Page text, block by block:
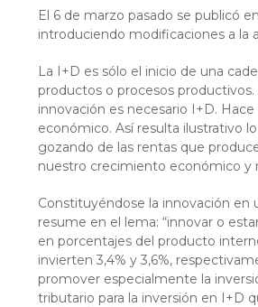
El 6 de marzo pasado se publicó
introduciendo modificaciones a la
La I+D es sólo el inicio de una
productos o procesos
innovación es necesario I+D.
económico. Así resulta ilustrativo
gozando de las rentas que
nuestro crecimiento económico y
Constituyéndose la innovación en
resume en el lema: “innovar o
en porcentajes del producto
invierten 3,4% y 3,6%,
promover especialmente la
tributario para la inversión en I+D